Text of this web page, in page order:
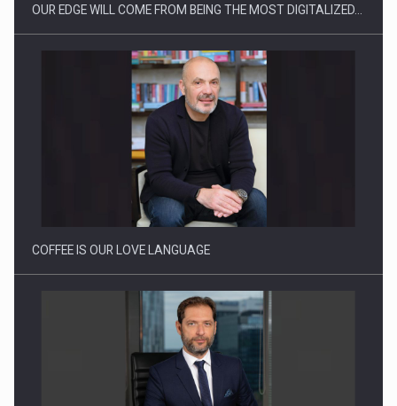
Webinar - Business Evolution-RETHINK STRATEGY-Finantare
Investitii Digitalizare
OUR EDGE WILL COME FROM BEING THE MOST DIGITALIZED…
COFFEE IS OUR LOVE LANGUAGE